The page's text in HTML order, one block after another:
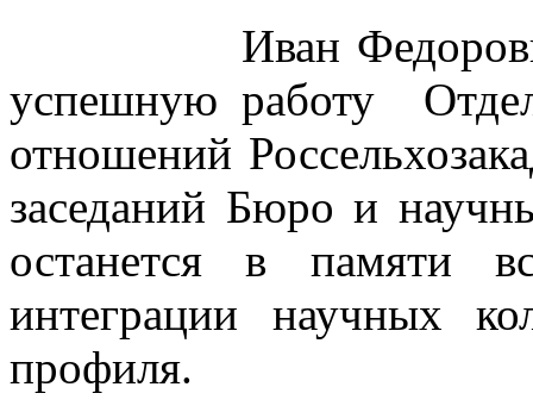
Иван Федорович
успешную работу
отношений
заседаний Бюро и
останется в памяти
интеграции научных
профиля.